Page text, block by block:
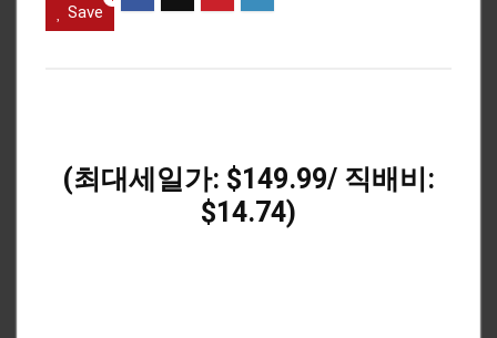
Save
(최대세일가: $149.99/ 직배비:
$14.74)